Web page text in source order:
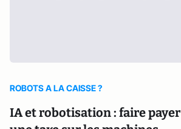
ROBOTS A LA CAISSE ?
IA et robotisation : faire payer